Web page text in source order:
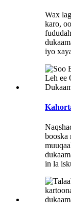
Wax
karo,
iyo
booska
in la